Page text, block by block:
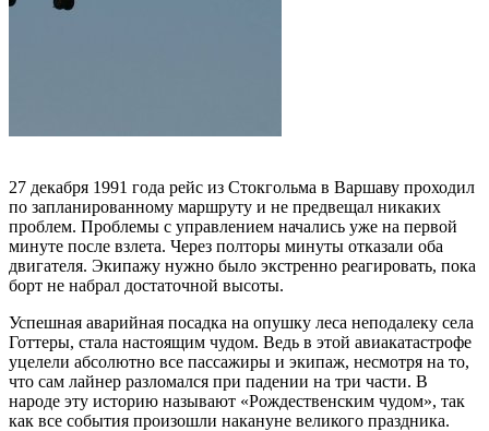
27 декабря 1991 года рейс из Стокгольма в Варшаву проходил
по запланированному маршруту и не предвещал никаких
проблем. Проблемы с управлением начались уже на первой
минуте после взлета. Через полторы минуты отказали оба
двигателя. Экипажу нужно было экстренно реагировать, пока
борт не набрал достаточной высоты.
Успешная аварийная посадка на опушку леса неподалеку села
Готтеры, стала настоящим чудом. Ведь в этой авиакатастрофе
уцелели абсолютно все пассажиры и экипаж, несмотря на то,
что сам лайнер разломался при падении на три части. В
народе эту историю называют «Рождественским чудом», так
как все события произошли накануне великого праздника.